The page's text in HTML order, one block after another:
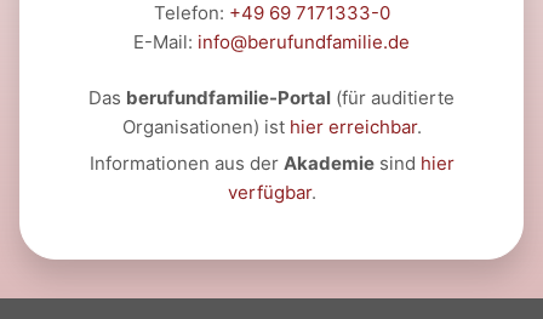
Telefon: +49 69 7171333-0
E-Mail: info@berufundfamilie.de
Das berufundfamilie-Portal (für auditierte
Organisationen) ist hier erreichbar.
Informationen aus der Akademiesind hier
verfügbar.